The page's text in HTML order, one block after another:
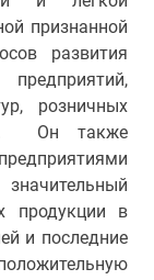
признанной
развития
розничных
Он также
продукции в
и последние